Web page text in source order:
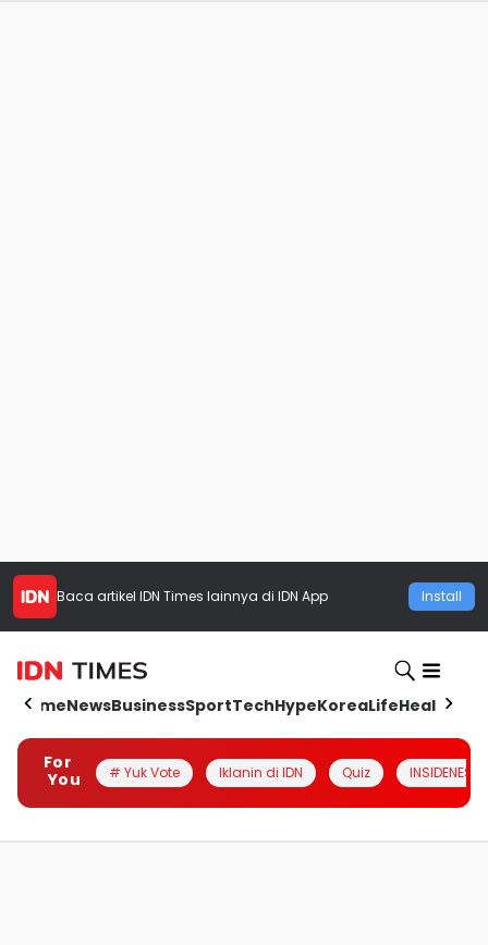
Baca artikel IDN Times lainnya di IDN App Install
HomeNewsBusinessSportTechHypeKoreaLifeHealth
For
You
# Yuk Vote Iklanin di IDN Quiz INSIDENESIA